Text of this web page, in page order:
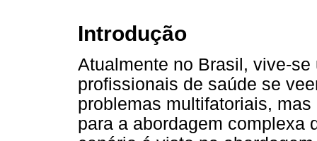
Introdução
Atualmente no Brasil, vive-
profissionais de saúde se
problemas multifatoriais,
para a abordagem complexa